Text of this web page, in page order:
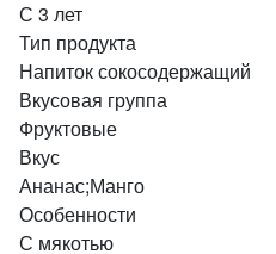
С 3 лет
Тип продукта
Напиток сокосодержащий
Вкусовая группа
Фруктовые
Вкус
Ананас;Манго
Особенности
С мякотью